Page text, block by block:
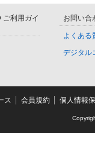
ご利用ガイ
お問い合
よくある
デジタル
ス 会員規約 個人情報